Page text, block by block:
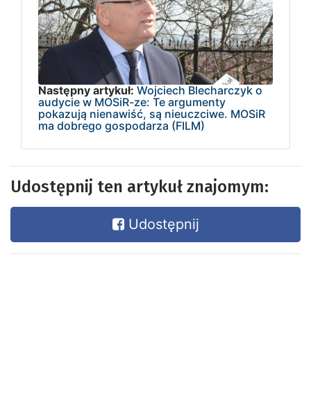
Następny artykuł: Wojciech Blecharczyk o
audycie w MOSiR-ze: Te argumenty
pokazują nienawiść, są nieuczciwe. MOSiR
ma dobrego gospodarza (FILM)
Udostępnij ten artykuł znajomym:
Udostępnij